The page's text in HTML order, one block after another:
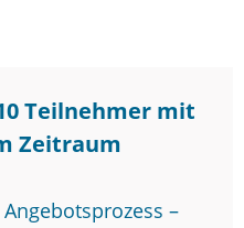
Teilnehmer mit
Zeitraum
–